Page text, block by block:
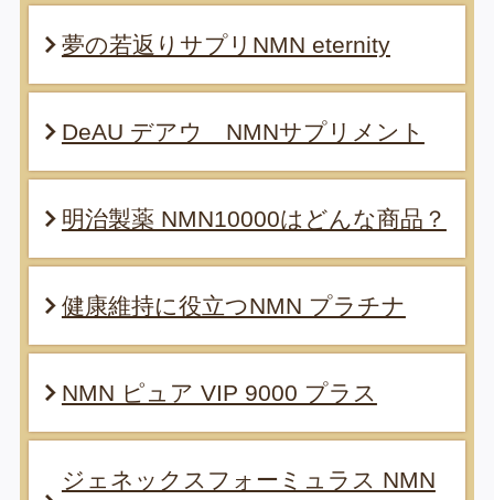
夢の若返りサプリNMN eternity
DeAU デアウ NMNサプリメント
明治製薬 NMN10000はどんな商品？
健康維持に役立つNMN プラチナ
NMN ピュア VIP 9000 プラス
ジェネックスフォーミュラス NMN